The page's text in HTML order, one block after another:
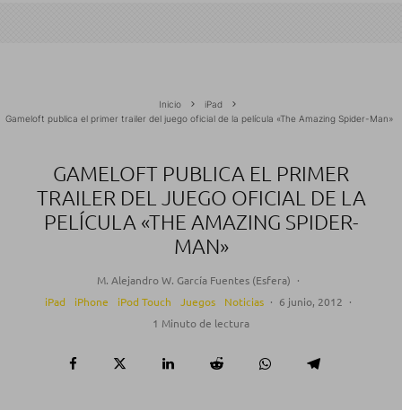
Inicio
iPad
Gameloft publica el primer trailer del juego oficial de la película «The Amazing Spider-Man»
GAMELOFT PUBLICA EL PRIMER
TRAILER DEL JUEGO OFICIAL DE LA
PELÍCULA «THE AMAZING SPIDER-
MAN»
M. Alejandro W. García Fuentes (Esfera) ·
iPad
iPhone iPod Touch Juegos Noticias · 6 junio, 2012 ·
1 Minuto de lectura